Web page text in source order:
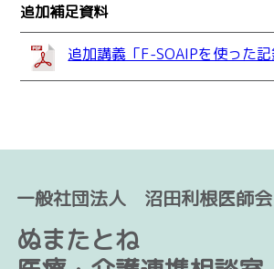
追加補足資料
追加講義「F-SOAIPを使った記
一般社団法人 沼田利根医師会
ぬまたとね